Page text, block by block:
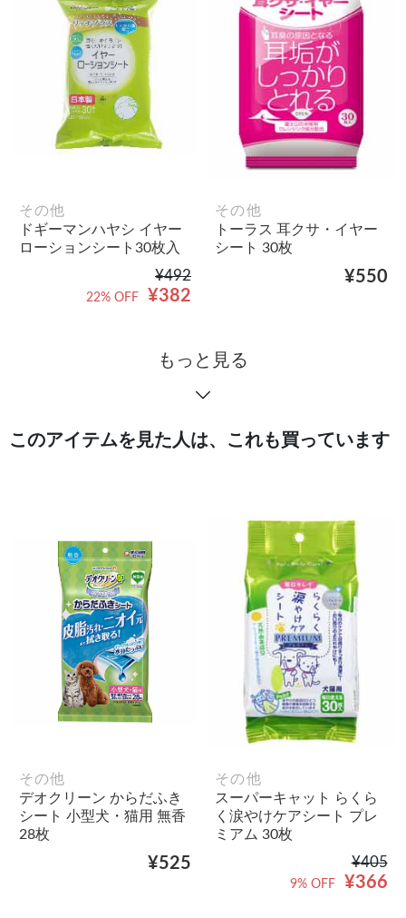
その他
ドギーマンハヤシ イヤー
ローションシート30枚入
¥492
¥382
22% OFF
その他
トーラス 耳クサ・イヤー
シート 30枚
¥550
もっと見る
このアイテムを見た人は、これも買っています
その他
デオクリーン からだふき
シート 小型犬・猫用 無香
28枚
¥525
その他
スーパーキャット らくら
く涙やけケアシート プレ
ミアム 30枚
¥405
¥366
9% OFF